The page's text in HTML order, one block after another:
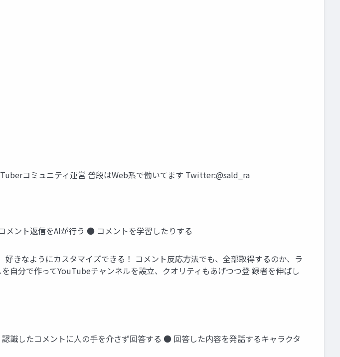
コミュニティ運営 普段はWeb系で働いてます Twitter:@sald_ra
ント返信をAIが行う ● コメントを学習したりする
きなようにカスタマイズできる！ コメント反応方法でも、全部取得するのか、ラ
自分で作ってYouTubeチャンネルを設立、クオリティもあげつつ登 録者を伸ばし
したコメントに人の手を介さず回答する ● 回答した内容を発話するキャラクタ